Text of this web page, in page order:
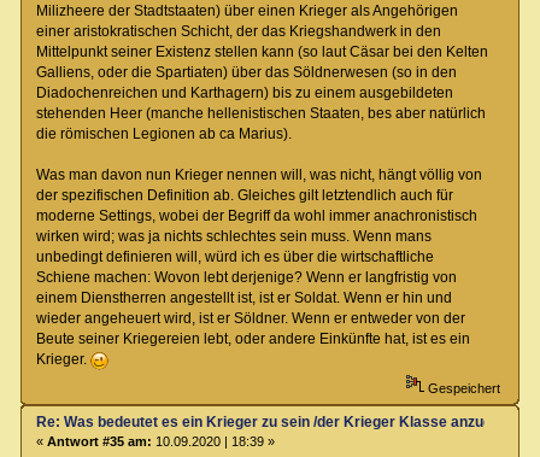
Milizheere der Stadtstaaten) über einen Krieger als Angehörigen
einer aristokratischen Schicht, der das Kriegshandwerk in den
Mittelpunkt seiner Existenz stellen kann (so laut Cäsar bei den Kelten
Galliens, oder die Spartiaten) über das Söldnerwesen (so in den
Diadochenreichen und Karthagern) bis zu einem ausgebildeten
stehenden Heer (manche hellenistischen Staaten, bes aber natürlich
die römischen Legionen ab ca Marius).
Was man davon nun Krieger nennen will, was nicht, hängt völlig von
der spezifischen Definition ab. Gleiches gilt letztendlich auch für
moderne Settings, wobei der Begriff da wohl immer anachronistisch
wirken wird; was ja nichts schlechtes sein muss. Wenn mans
unbedingt definieren will, würd ich es über die wirtschaftliche
Schiene machen: Wovon lebt derjenige? Wenn er langfristig von
einem Dienstherren angestellt ist, ist er Soldat. Wenn er hin und
wieder angeheuert wird, ist er Söldner. Wenn er entweder von der
Beute seiner Kriegereien lebt, oder andere Einkünfte hat, ist es ein
Krieger.
Gespeichert
Re: Was bedeutet es ein Krieger zu sein /der Krieger Klasse
« Antwort #35 am: 10.09.2020 | 18:39 »